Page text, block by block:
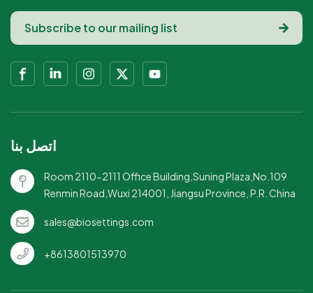
اتصل بنا
Room 2110-2111 Office Building,Suning Plaza,No.109
Renmin Road,Wuxi 214001, Jiangsu Province, P.R. China
sales@biosettings.com
+8613801513970